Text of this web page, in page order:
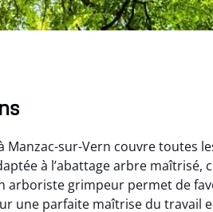
Manzac-sur-Vern couvre toutes
à l’abattage arbre maîtrisé,
arboriste grimpeur permet de
une parfaite maîtrise du travail